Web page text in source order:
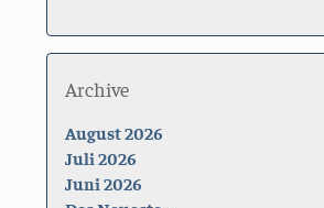
Archive
August 2026
Juli 2026
Juni 2026